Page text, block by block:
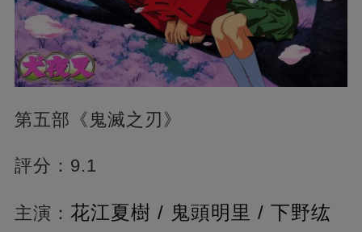
第五部《鬼滅之刃》
評分：9.1
主演： 花江夏樹 / 鬼頭明里 / 下野纮